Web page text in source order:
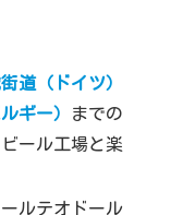
道（ドイツ）
ギー） までの
ール工場と楽
ルテオドール